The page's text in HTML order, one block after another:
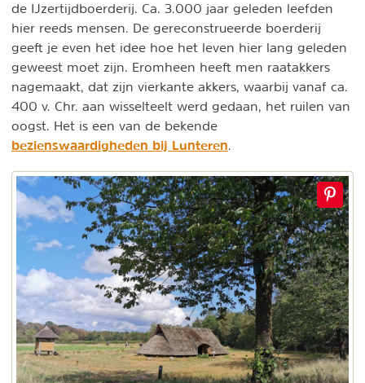
de IJzertijdboerderij. Ca. 3.000 jaar geleden leefden
hier reeds mensen. De gereconstrueerde boerderij
geeft je even het idee hoe het leven hier lang geleden
geweest moet zijn. Eromheen heeft men raatakkers
nagemaakt, dat zijn vierkante akkers, waarbij vanaf ca.
400 v. Chr. aan wisselteelt werd gedaan, het ruilen van
oogst. Het is een van de bekende
bezienswaardigheden bij Lunteren